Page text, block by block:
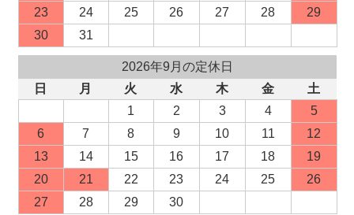
23
24 25 26 27 28
29
30
31
2026年9月の定休日
日
月 火 水 木 金
土
1
2 3 4
5
6
7 8 9 10 11
12
13
14 15 16 17 18
19
20
21 22 23 24 25
26
27
28 29 30